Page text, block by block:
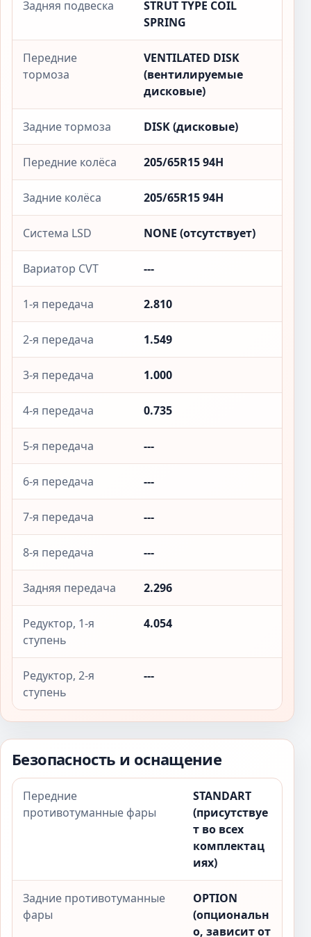
Задняя подвеска
STRUT TYPE COIL
SPRING
Передние
тормоза
VENTILATED DISK
(вентилируемые
дисковые)
Задние тормоза DISK (дисковые)
Передние колёса 205/65R15 94H
Задние колёса 205/65R15 94H
Система LSD NONE (отсутствует)
Вариатор CVT ---
1-я передача 2.810
2-я передача 1.549
3-я передача 1.000
4-я передача 0.735
5-я передача ---
6-я передача ---
7-я передача ---
8-я передача ---
Задняя передача 2.296
Редуктор, 1-я
ступень
4.054
Редуктор, 2-я
ступень
---
Безопасность и оснащение
Передние
противотуманные фары
STANDART
(присутствуе
т во всех
комплектац
иях)
Задние противотуманные
фары
OPTION
(опциональн
о, зависит от